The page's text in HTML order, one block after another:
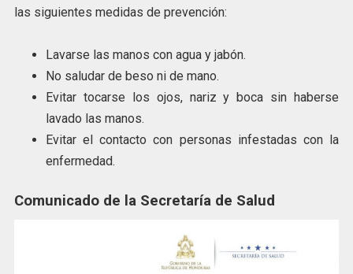
las siguientes medidas de prevención:
Lavarse las manos con agua y jabón.
No saludar de beso ni de mano.
Evitar tocarse los ojos, nariz y boca sin haberse
lavado las manos.
Evitar el contacto con personas infestadas con la
enfermedad.
Comunicado de la Secretaría de Salud